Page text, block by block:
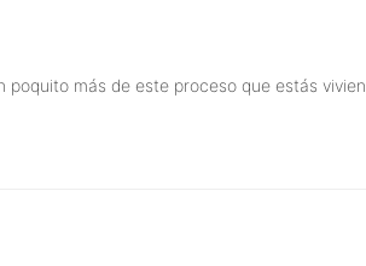
más de este proceso que estás